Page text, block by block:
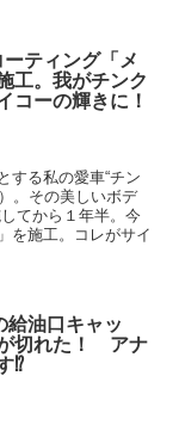
ティング「メ
工。我がチンク
コーの輝きに！
する私の愛車“チン
。その美しいボデ
てから１年半。今
を施工。コレがサイ
給油口キャッ
切れた！ アナ
⁉